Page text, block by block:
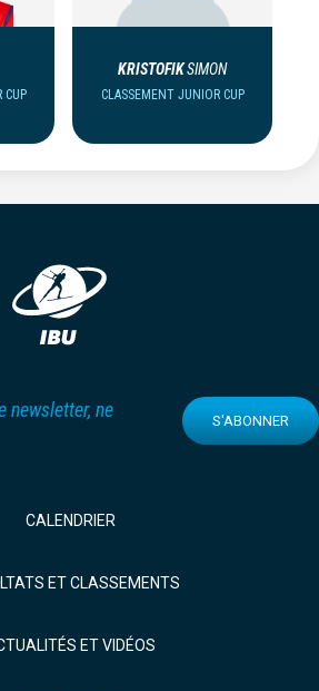
CUP
KRISTOFIKSIMON
CLASSEMENT JUNIOR CUP
newsletter, ne
S'ABONNER
CALENDRIER
ET CLASSEMENTS
ET VIDÉOS